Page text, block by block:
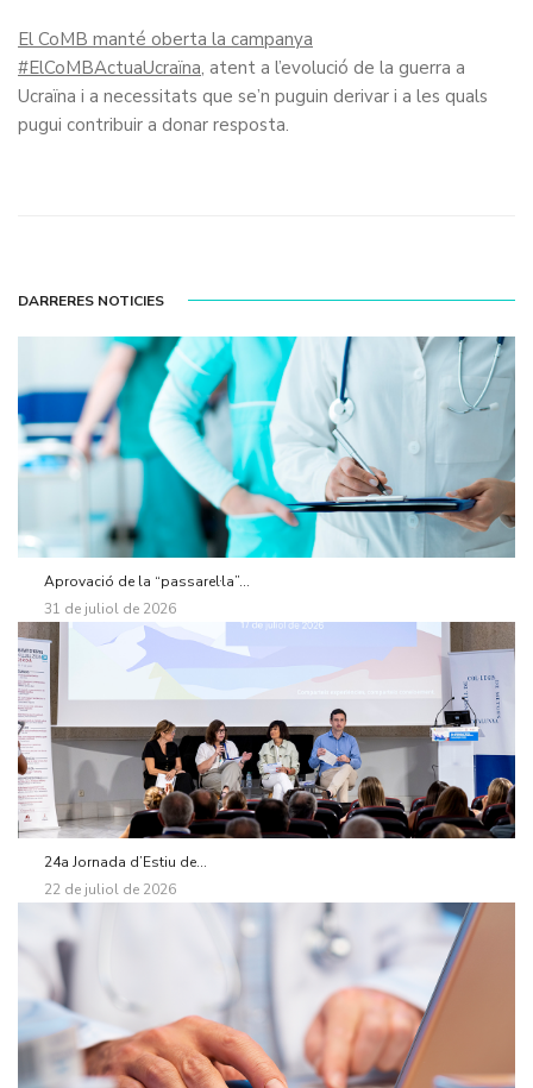
El CoMB manté oberta la campanya
#ElCoMBActuaUcraïna, atent a l’evolució de la guerra a
Ucraïna i a necessitats que se’n puguin derivar i a les quals
pugui contribuir a donar resposta.
DARRERES NOTICIES
Aprovació de la “passarel·la”...
31 de juliol de 2026
24a Jornada d’Estiu de...
22 de juliol de 2026